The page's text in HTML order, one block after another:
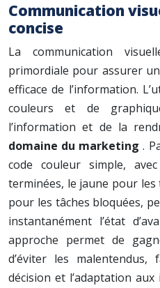
Communication
concise
La communication
primordiale pour assurer
efficace de l’information.
couleurs et de
l’information et de la
domaine du marketing.
code couleur simple,
terminées, le jaune pour
pour les tâches bloquées,
instantanément l’état
approche permet de
d’éviter les
décision et l’adaptation aux